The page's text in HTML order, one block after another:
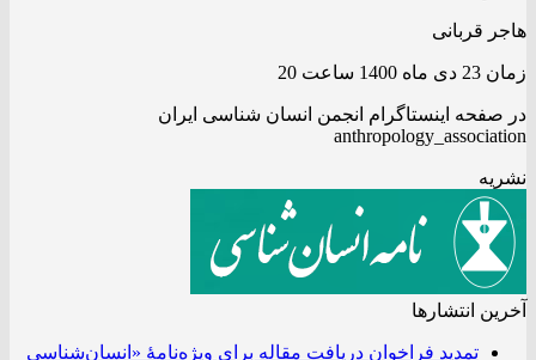
هاجر قربانی
زمان 23 دی ماه 1400 ساعت 20
در صفحه اینستاگرام انجمن انسان شناسی ایران
anthropology_association
نشریه
آخرین انتشار‌ها
تمدید فراخوان دریافت مقاله برای ویژه‌نامۀ «انسان‌شناسی